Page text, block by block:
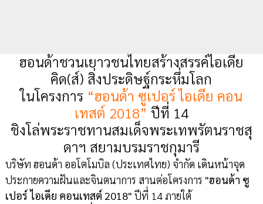
ฮอนด้าชวนเยาวชนไทยสร้างสรรค์ไอเดีย
คิด(ส์) สิ่งประดิษฐ์กระหึ่มโลก
ในโครงการ “ฮอนด้า ซูเปอร์ ไอเดีย คอน
เทสต์ 2018” ปีที่ 14
ชิงโล่พระราชทานสมเด็จพระเทพรัตนราชสุ
ดาฯ สยามบรมราชกุมารี
บริษัท ฮอนด้า ออโตโมบิล (ประเทศไทย) จำกัด เดินหน้าจุด
ประกายความฝันและจินตนาการ สานต่อโครงการ "ฮอนด้า ซู
เปอร์ ไอเดีย คอนเทสต์ 2018" ปีที่ 14 ภายใต้